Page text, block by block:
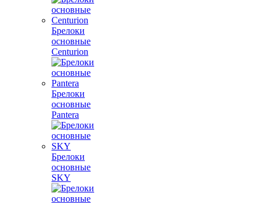
Брелоки
основные
Centurion
Брелоки
основные
Pantera
Брелоки
основные
SKY